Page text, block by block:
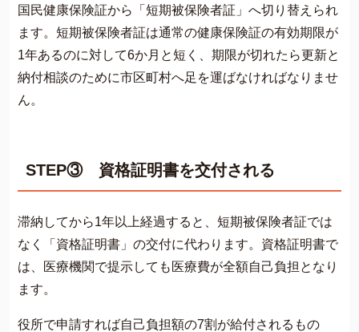
国民健康保険証から「短期被保険者証」へ切り替えられ
ます。短期被保険者証は通常の健康保険証の有効期限が
1年あるのに対して6か月と短く、期限が切れたら更新と
納付相談のために市区町村へ足を運ばなければなりませ
ん。
STEP③ 資格証明書を交付される
滞納してから1年以上経過すると、短期被保険者証では
なく「資格証明書」の交付に代わります。資格証明書で
は、医療機関で提示しても医療費が全額自己負担となり
ます。
役所で申請すれば自己負担額の7割が給付されるもの